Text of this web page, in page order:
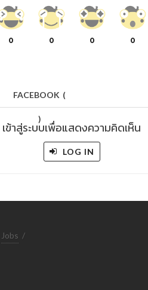
0 0 0 0
FACEBOOK (
)
เข้าสู่ระบบเพื่อแสดงความคิดเห็น
LOG IN
Jobs /